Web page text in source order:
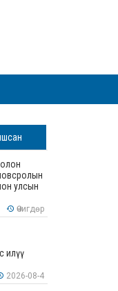
улсын
ур
Өчигдөр
илүү
чухал
2026-08-4